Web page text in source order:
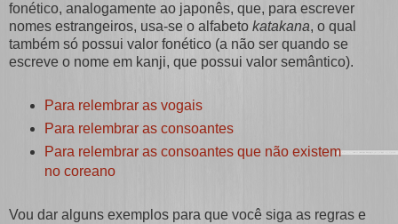
fonético, analogamente ao japonês, que, para escrever
nomes estrangeiros, usa-se o alfabeto katakana, o qual
também só possui valor fonético (a não ser quando se
escreve o nome em kanji, que possui valor semântico).
Para relembrar as vogais
Para relembrar as consoantes
Para relembrar as consoantes que não existem
no coreano
Vou dar alguns exemplos para que você siga as regras e